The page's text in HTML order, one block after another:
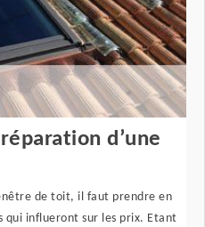
d’une
de toit, il faut prendre en
qui influeront sur les prix. Etant